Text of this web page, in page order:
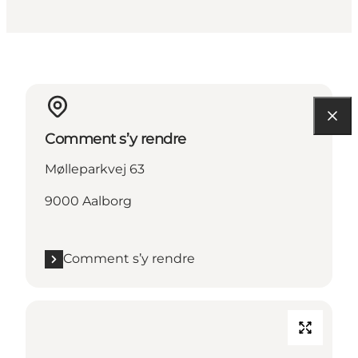
Comment s’y rendre
Mølleparkvej 63
9000 Aalborg
Comment s’y rendre